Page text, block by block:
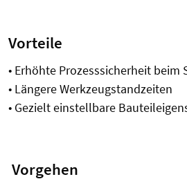
Vorteile
• Erhöhte Prozesssicherheit beim
• Längere Werkzeugstandzeiten
• Gezielt einstellbare
Vorgehen